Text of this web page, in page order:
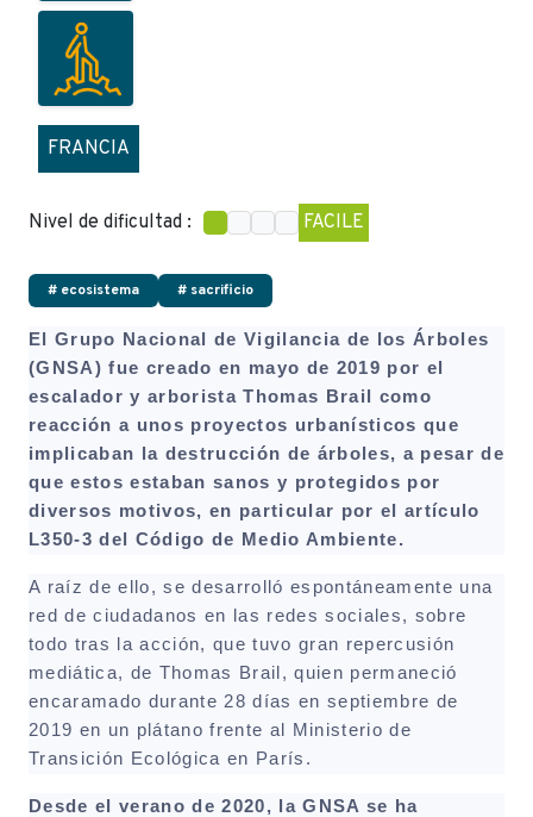
FRANCIA
Nivel de dificultad : FACILE
# ecosistema # sacrificio
El Grupo Nacional de Vigilancia de los Árboles
(GNSA) fue creado en mayo de 2019 por el
escalador y arborista Thomas Brail como
reacción a unos proyectos urbanísticos que
implicaban la destrucción de árboles, a pesar de
que estos estaban sanos y protegidos por
diversos motivos, en particular por el artículo
L350-3 del Código de Medio Ambiente.
A raíz de ello, se desarrolló espontáneamente una
red de ciudadanos en las redes sociales, sobre
todo tras la acción, que tuvo gran repercusión
mediática, de Thomas Brail, quien permaneció
encaramado durante 28 días en septiembre de
2019 en un plátano frente al Ministerio de
Transición Ecológica en París.
Desde el verano de 2020, la GNSA se ha